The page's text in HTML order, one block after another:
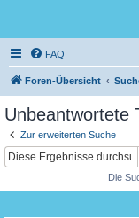
FAQ
Foren-Übersicht
Unbeantwortete
Zur erweiterten Suche
Die